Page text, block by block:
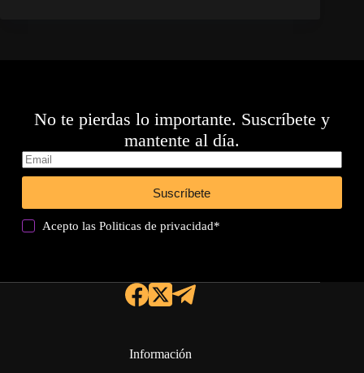
No te pierdas lo importante. Suscríbete y
mantente al día.
Suscríbete
Acepto lasPoliticas de privacidad*
Información